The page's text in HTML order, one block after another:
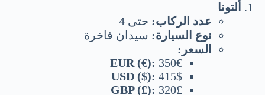
ألتونا
عدد الركاب: حتى 4
نوع السيارة: سيدان فاخرة
السعر:
EUR (€): 350€
USD ($): 415$
GBP (£): 320£